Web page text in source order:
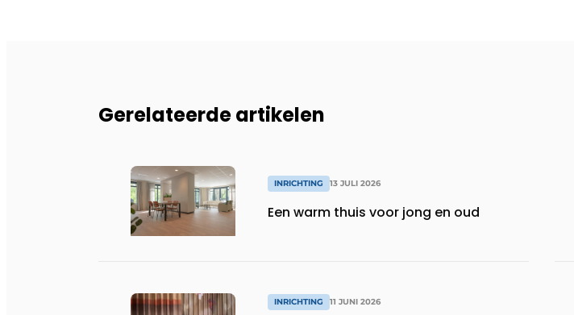
Gerelateerde artikelen
INRICHTING 13 JULI 2026
Een warm thuis voor jong en oud
INRICHTING 11 JUNI 2026